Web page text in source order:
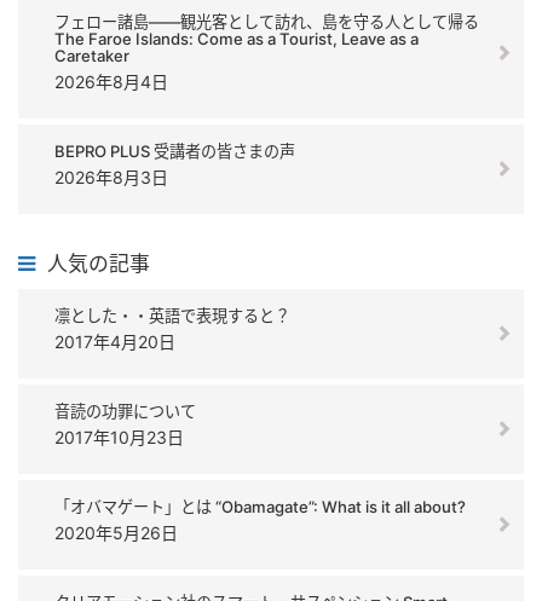
フェロー諸島――観光客として訪れ、島を守る人として帰る
The Faroe Islands: Come as a Tourist, Leave as a
Caretaker
2026年8月4日
BEPRO PLUS 受講者の皆さまの声
2026年8月3日
人気の記事
凛とした・・英語で表現すると？
2017年4月20日
音読の功罪について
2017年10月23日
「オバマゲート」とは “Obamagate”: What is it all about?
2020年5月26日